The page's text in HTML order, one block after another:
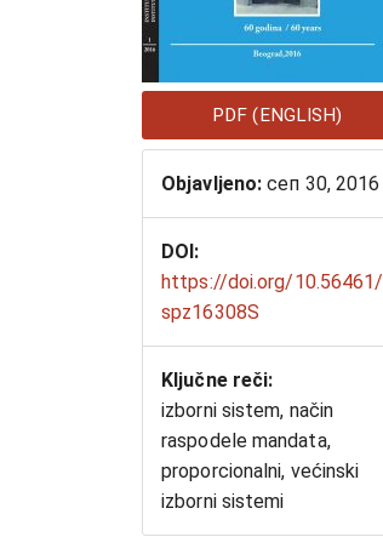
PDF (ENGLISH)
Objavljeno: сеп 30, 2016
DOI:
https://doi.org/10.56461/
spz16308S
Ključne reči:
izborni sistem, način
raspodele mandata,
proporcionalni, većinski
izborni sistemi